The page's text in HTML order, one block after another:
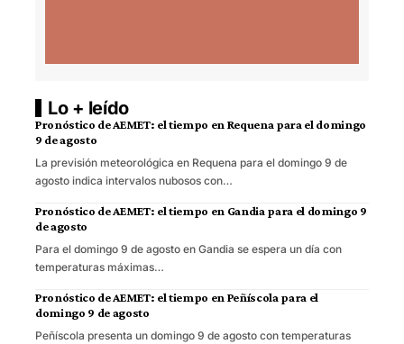
Lo + leído
Pronóstico de AEMET: el tiempo en Requena para el domingo
9 de agosto
La previsión meteorológica en Requena para el domingo 9 de
agosto indica intervalos nubosos con…
Pronóstico de AEMET: el tiempo en Gandia para el domingo 9
de agosto
Para el domingo 9 de agosto en Gandia se espera un día con
temperaturas máximas…
Pronóstico de AEMET: el tiempo en Peñíscola para el
domingo 9 de agosto
Peñíscola presenta un domingo 9 de agosto con temperaturas